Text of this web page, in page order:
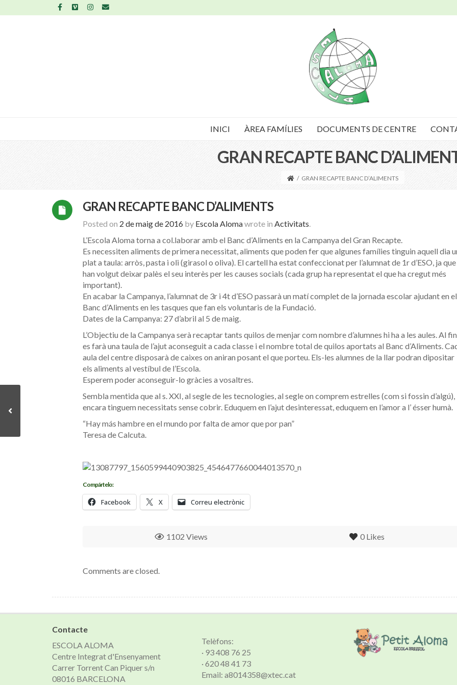
INICI ÀREA FAMÍLIES DOCUMENTS DE CENTRE
GRAN RECAPTE BANC
/ GRAN RECAPTE BANC D’ALIMENTS
GRAN RECAPTE BANC D’ALIMENTS
Posted on 2 de maig de 2016 by Escola Alomawrote in Activitats.
L’Escola Aloma torna a col.laborar amb el Banc d’Aliments en la Campanya del Gran Recapte.
Es necessiten aliments de primera necessitat, aliments que poden fer que algunes famílies tinguin aquell dia
plat a taula: arròs, pasta i oli (girasol o oliva). El cartell ha estat confeccionat per l’alumnat de 1r d’ESO, ja que
han volgut deixar palès el seu interès per les causes socials (cada grup ha representat el que ha cregut més
important).
En acabar la Campanya, l’alumnat de 3r i 4t d’ESO passarà un matí complet de la jornada escolar ajudant en el
Banc d’Aliments en les tasques que fan els voluntaris de la Fundació.
Dates de la Campanya: 27 d’abril al 5 de maig.
L’Objectiu de la Campanya serà recaptar tants quilos de menjar com nombre d’alumnes hi ha a les aules. Al
es farà una taula de l’ajut aconseguit a cada classe i el nombre total de quilos aportats al Banc d’Aliments.
aula del centre disposarà de caixes on aniran posant el que porteu. Els-les alumnes de la llar podran dipositar
els aliments al vestíbul de l’Escola.
Esperem poder aconseguir-lo gràcies a vosaltres.
Sembla mentida que al s. XXI, al segle de les tecnologies, al segle on comprem estrelles (com si fossin d’algú),
encara tinguem necessitats sense cobrir. Eduquem en l’ajut desinteressat, eduquem en l’amor a l’ ésser humà.
“Hay más hambre en el mundo por falta de amor que por pan”
Teresa de Calcuta.
Compártelo:
Facebook X Correu electrònic
0 Likes
1102 Views
Comments are closed.
Contacte
ESCOLA ALOMA
Centre Integrat d'Ensenyament
Carrer Torrent Can Piquer s/n
08016 BARCELONA
Telèfons:
· 93 408 76 25
· 620 48 41 73
Email: a8014358@xtec.cat